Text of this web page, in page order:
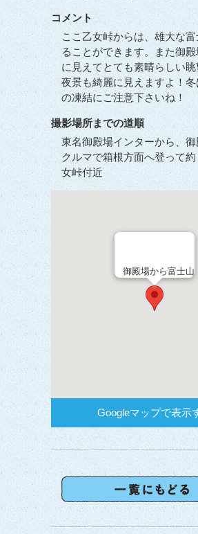
コメント
ここ乙女峠からは、雄大な
ることができます。また御
に見えてとても素晴らしい
夜景も綺麗に見えますよ！
の凍結にご注意下さいね！
撮影場所までの道順
東名御殿場インターから、
クルマで箱根方面へ登って
女峠付近
御殿場から富士山
Googleマップで表示